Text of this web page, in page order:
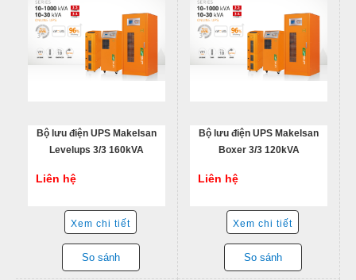
Bộ lưu điện UPS Makelsan
Levelups 3/3 160kVA
Liên hệ
Xem chi tiết
So sánh
Bộ lưu điện UPS Makelsan
Boxer 3/3 120kVA
Liên hệ
Xem chi tiết
So sánh